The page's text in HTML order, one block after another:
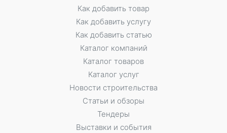
Как добавить товар
Как добавить услугу
Как добавить статью
Каталог компаний
Каталог товаров
Каталог услуг
Новости строительства
Статьи и обзоры
Тендеры
Выставки и события